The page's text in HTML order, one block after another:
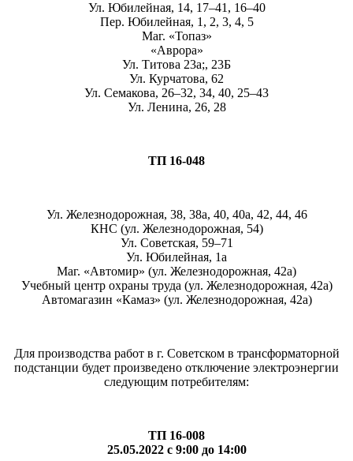
Ул. Юбилейная, 14, 17–41, 16–40
Пер. Юбилейная, 1, 2, 3, 4, 5
Маг. «Топаз»
«Аврора»
Ул. Титова 23а;, 23Б
Ул. Курчатова, 62
Ул. Семакова, 26–32, 34, 40, 25–43
Ул. Ленина, 26, 28
ТП 16-048
Ул. Железнодорожная, 38, 38а, 40, 40а, 42, 44, 46
КНС (ул. Железнодорожная, 54)
Ул. Советская, 59–71
Ул. Юбилейная, 1а
Маг. «Автомир» (ул. Железнодорожная, 42а)
Учебный центр охраны труда (ул. Железнодорожная, 42а)
Автомагазин «Камаз» (ул. Железнодорожная, 42а)
Для производства работ в г. Советском в трансформаторной
подстанции будет произведено отключение электроэнергии
следующим потребителям:
ТП 16-008
25.05.2022 с 9:00 до 14:00